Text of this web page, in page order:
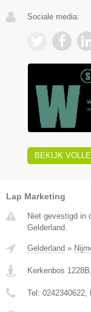
Sociale media:
BEKIJK
Lap Marketing
Niet gevestigd in
Gelderland.
Gelderland »
Kerkenbos 1228B,
Tel: 0242340622,